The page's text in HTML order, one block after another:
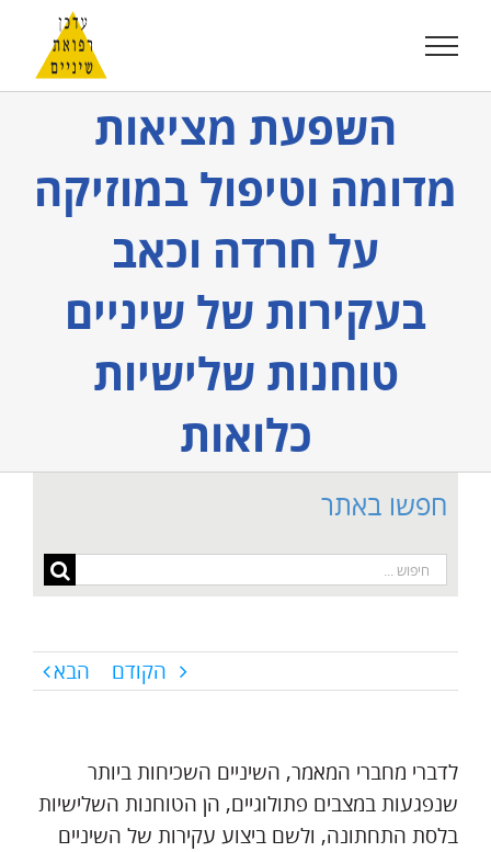
לתוכן
השפעת מציאות
מדומה וטיפול במוזיקה
על חרדה וכאב
בעקירות של שיניים
טוחנות שלישיות
כלואות
הקודם הבא
לדברי מחברי המאמר, השיניים השכיחות ביותר
שנפגעות במצבים פתולוגיים, הן הטוחנות השלישיות
בלסת התחתונה, ולשם ביצוע עקירות של השיניים
חפשו באתר
חיפוש...